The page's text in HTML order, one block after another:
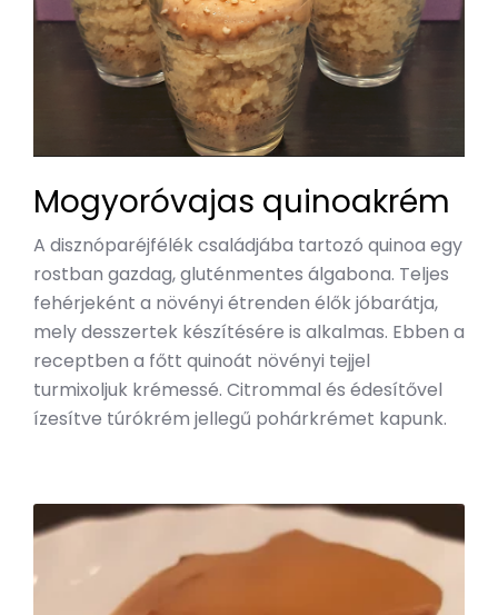
Mogyoróvajas quinoakrém
A disznóparéjfélék családjába tartozó quinoa egy
rostban gazdag, gluténmentes álgabona. Teljes
fehérjeként a növényi étrenden élők jóbarátja,
mely desszertek készítésére is alkalmas. Ebben a
receptben a főtt quinoát növényi tejjel
turmixoljuk krémessé. Citrommal és édesítővel
ízesítve túrókrém jellegű pohárkrémet kapunk.